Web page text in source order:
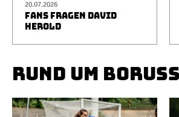
20.07.2026
FANS FRAGEN DAVID
HEROLD
RUND UM